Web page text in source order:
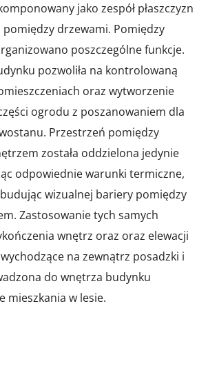
jako zespół płaszczyzn
drzewami. Pomiędzy
poszczególne funkcje.
pozwoliła na kontrolowaną
oraz wytworzenie
ogrodu z poszanowaniem dla
Przestrzeń pomiędzy
została oddzielona jedynie
odpowiednie warunki termiczne,
wizualnej bariery pomiędzy
Zastosowanie tych samych
wnętrz oraz oraz elewacji
na zewnątrz posadzki i
do wnętrza budynku
mieszkania w lesie.